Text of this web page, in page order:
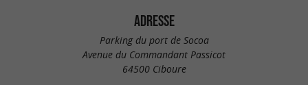
ADRESSE
Parking du port de Socoa
Avenue du Commandant Passicot
64500 Ciboure